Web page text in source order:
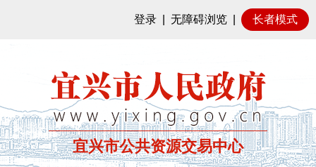
登录 无障碍浏览 长者模式
宜兴市公共资源交易中心